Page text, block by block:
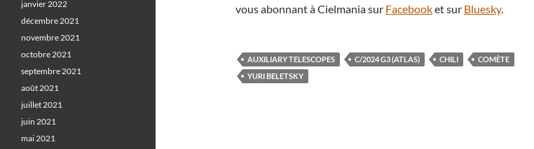
vous abonnant à Cielmania sur Facebooket sur Bluesky.
AUXILIARY TELESCOPES C/2024 G3 (ATLAS) CHILI
COMÈTE
YURI BELETSKY
janvier 2022
décembre 2021
novembre 2021
octobre 2021
septembre 2021
août 2021
juillet 2021
juin 2021
mai 2021